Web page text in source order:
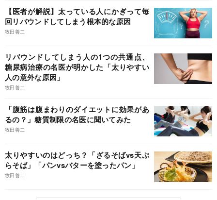
【医者が解説】太っている人にかぎって毎
回リバウンドしてしまう根本的な原因
牧田善二
リバウンドしてしまう人の1つの共通点、
糖尿病治療の名医が明かした「太りやすい
人の意外な原因」
牧田善二
「腹筋は腹まわりのダイエットに効果があ
るの？」糖質制限の名医に聞いてみた
牧田善二
太りやすいのはどっち？「ざるそばvs天ぷ
らそば」「パンvsバターを塗ったパン」
牧田善二